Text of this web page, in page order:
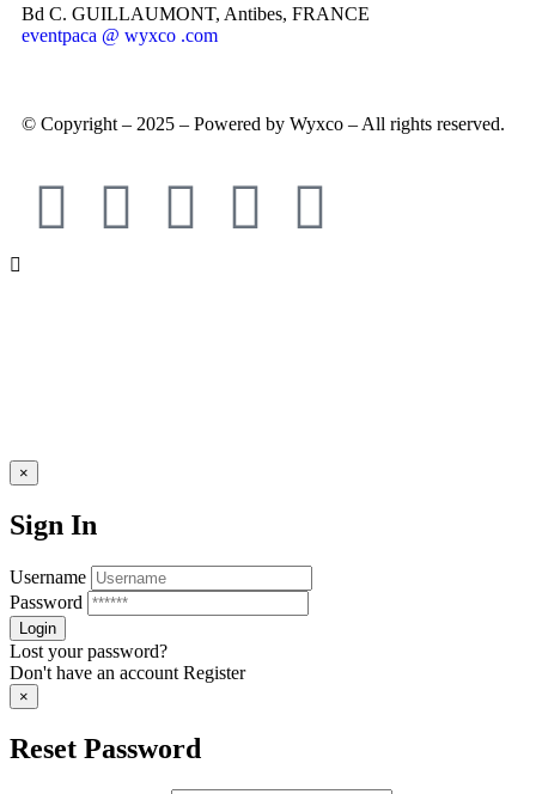
Bd C. GUILLAUMONT, Antibes, FRANCE
eventpaca @ wyxco .com
© Copyright – 2025 – Powered by Wyxco – All rights reserved.
×
Sign In
Username
Password
Lost your password?
Don't have an account Register
×
Reset Password